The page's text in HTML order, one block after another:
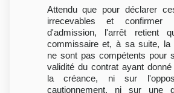
Attendu que pour déclarer
irrecevables et confirmer
d'admission, l'arrêt retient
commissaire et, à sa suite, la
ne sont pas compétents pour
validité du contrat ayant
la créance, ni sur
cautionnement, ni sur une